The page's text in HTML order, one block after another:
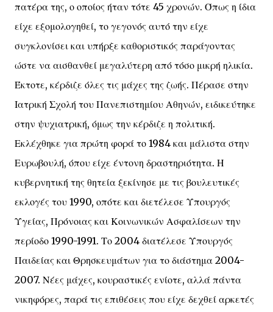
πατέρα της, ο οποίος ήταν τότε 45 χρονών. Όπως η ίδια
είχε εξομολογηθεί, το γεγονός αυτό την είχε
συγκλονίσει και υπήρξε καθοριστικός παράγοντας
ώστε να αισθανθεί μεγαλύτερη από τόσο μικρή ηλικία.
Έκτοτε, κέρδιζε όλες τις μάχες της ζωής. Πέρασε στην
Ιατρική Σχολή του Πανεπιστημίου Αθηνών, ειδικεύτηκε
στην ψυχιατρική, όμως την κέρδιζε η πολιτική.
Εκλέχθηκε για πρώτη φορά το 1984 και μάλιστα στην
Ευρωβουλή, όπου είχε έντονη δραστηριότητα. Η
κυβερνητική της θητεία ξεκίνησε με τις βουλευτικές
εκλογές του 1990, οπότε και διετέλεσε Υπουργός
Υγείας, Πρόνοιας και Κοινωνικών Ασφαλίσεων την
περίοδο 1990-1991. Το 2004 διατέλεσε Υπουργός
Παιδείας και Θρησκευμάτων για το διάστημα 2004-
2007. Νέες μάχες, κουραστικές ενίοτε, αλλά πάντα
νικηφόρες, παρά τις επιθέσεις που είχε δεχθεί αρκετές